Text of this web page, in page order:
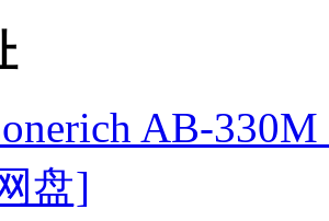
AB-
盘]